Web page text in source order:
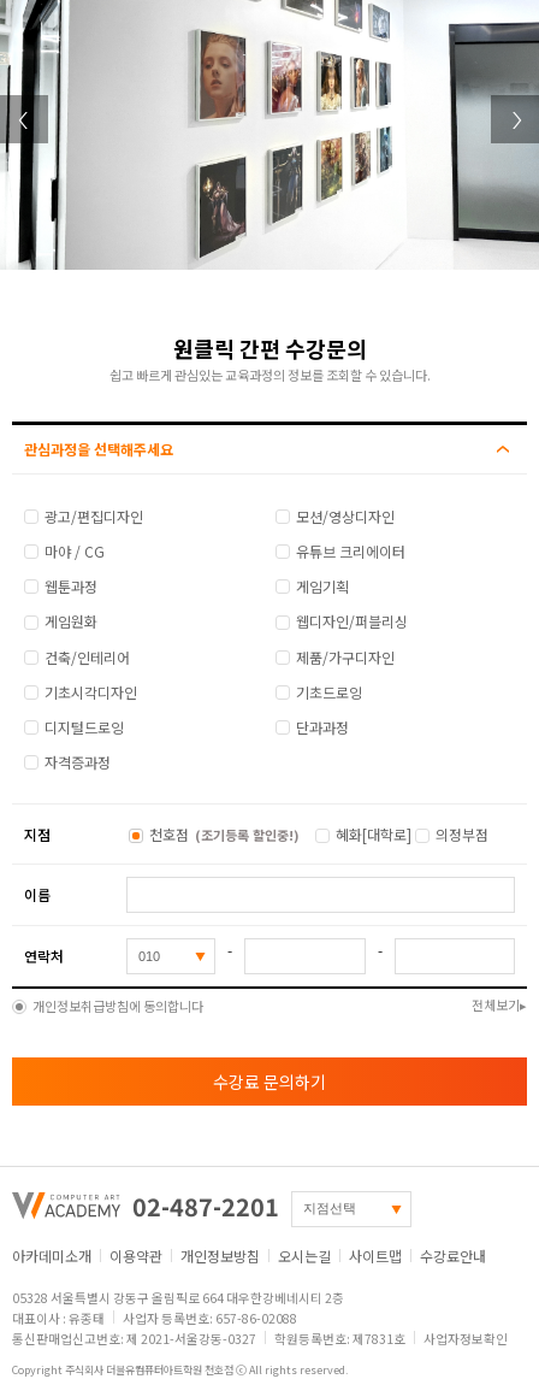
원클릭 간편 수강문의
쉽고 빠르게 관심있는 교육과정의 정보를 조회할 수 있습니다.
관심과정을 선택해주세요
광고/편집디자인
모션/영상디자인
마야 / CG
유튜브 크리에이터
웹툰과정
게임기획
게임원화
웹디자인/퍼블리싱
건축/인테리어
제품/가구디자인
기초시각디자인
기초드로잉
디지털드로잉
단과과정
자격증과정
지점 천호점 (조기등록 할인중!) 혜화[대학로] 의정부점
이름
연락처 - -
개인정보취급방침에 동의합니다 전체보기
수강료 문의하기
02-487-2201
아카데미소개 이용약관 개인정보방침 오시는길 사이트맵 수강료안내
05328 서울특별시 강동구 올림픽로 664 대우한강베네시티 2층
대표이사 : 유종태
사업자 등록번호: 657-86-02088
통신판매업신고번호: 제 2021-서울강동-0327
학원등록번호: 제7831호 사업자정보확인
Copyright 주식회사 더블유컴퓨터아트학원 천호점 ⓒ All rights reserved.